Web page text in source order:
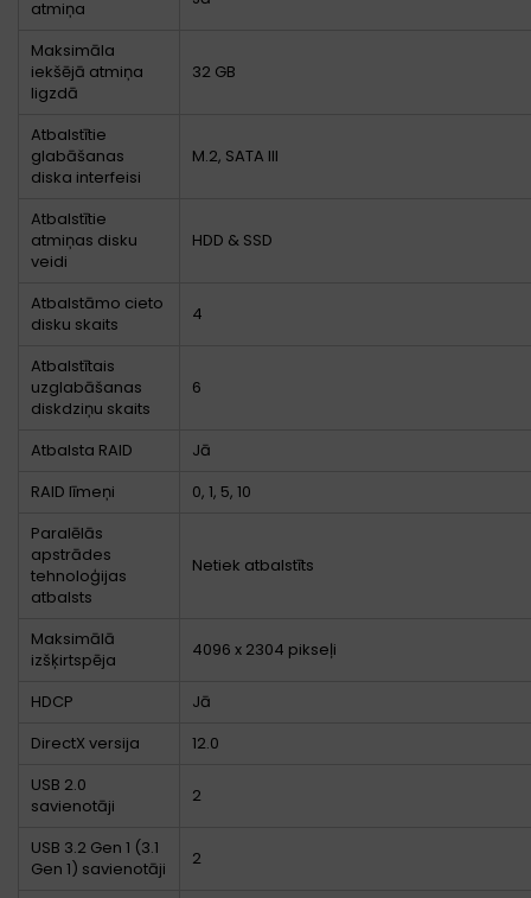
atmiņa
Maksimāla
iekšējā atmiņa
ligzdā
32 GB
Atbalstītie
glabāšanas
diska interfeisi
M.2, SATA III
Atbalstītie
atmiņas disku
veidi
HDD & SSD
Atbalstāmo cieto
disku skaits
4
Atbalstītais
uzglabāšanas
diskdziņu skaits
6
Atbalsta RAID
Jā
RAID līmeņi
0, 1, 5, 10
Paralēlās
apstrādes
tehnoloģijas
atbalsts
Netiek atbalstīts
Maksimālā
izšķirtspēja
4096 x 2304 pikseļi
HDCP
Jā
DirectX versija
12.0
USB 2.0
savienotāji
2
USB 3.2 Gen 1 (3.1
Gen 1) savienotāji
2